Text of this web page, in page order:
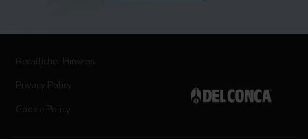
Rechtlicher Hinweis
Privacy Policy
Cookie Policy